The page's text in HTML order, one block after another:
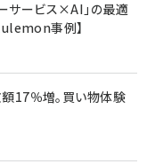
サービス×AI」の最適
事例】
額17％増。買い物体験